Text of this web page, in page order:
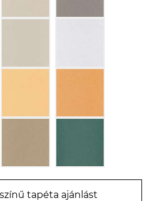
tapéta ajánlást